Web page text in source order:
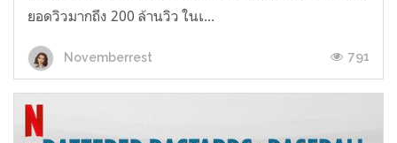
ยอดวิวมากถึง 200 ล้านวิว ในเ...
Novemberrest 791